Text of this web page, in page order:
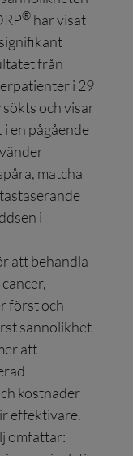
® har visat
från
i 29
och visar
en pågående
matcha
i
att behandla
först och
sannolikhet
att
kostnader
effektivare.
omfattar: